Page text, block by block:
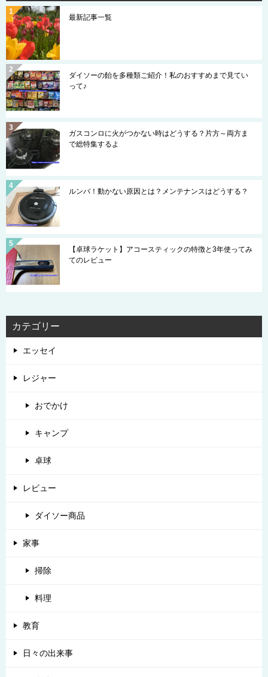
最新記事一覧
ダイソーの飴を多種類ご紹介！私のおすすめまで見てい
って♪
ガスコンロに火がつかない時はどうする？片方～両方ま
で総特集するよ
ルンバ！動かない原因とは？メンテナンスはどうする？
【卓球ラケット】アコースティックの特徴と3年使ってみ
てのレビュー
カテゴリー
エッセイ
レジャー
おでかけ
キャンプ
卓球
レビュー
ダイソー商品
家事
掃除
料理
教育
日々の出来事